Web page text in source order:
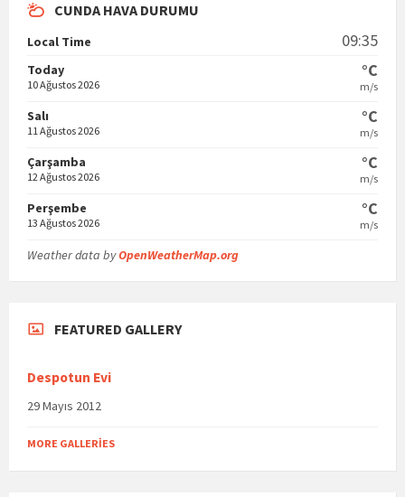
CUNDA HAVA DURUMU
Local Time 09:35
Today
10 Ağustos 2026
°C
m/s
Salı
11 Ağustos 2026
°C
m/s
Çarşamba
12 Ağustos 2026
°C
m/s
Perşembe
13 Ağustos 2026
°C
m/s
Weather data byOpenWeatherMap.org
FEATURED GALLERY
Despotun Evi
29 Mayıs 2012
MORE GALLERIES